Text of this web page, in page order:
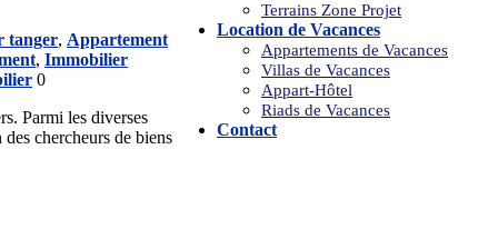
Terrains Zone Projet
Location de Vacances
Appartements de Vacances
Villas de Vacances
Appart-Hôtel
Riads de Vacances
Contact
tanger, Appartement
, Immobilier
0
Parmi les diverses
chercheurs de biens